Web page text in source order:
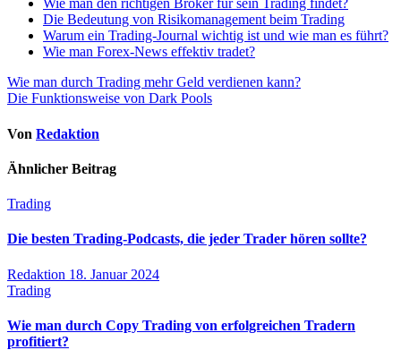
Wie man den richtigen Broker für sein Trading findet?
Die Bedeutung von Risikomanagement beim Trading
Warum ein Trading-Journal wichtig ist und wie man es führt?
Wie man Forex-News effektiv tradet?
Beitragsnavigation
Wie man durch Trading mehr Geld verdienen kann?
Die Funktionsweise von Dark Pools
Von Redaktion
Ähnlicher Beitrag
Trading
Die besten Trading-Podcasts, die jeder Trader hören sollte?
Redaktion 18. Januar 2024
Trading
Wie man durch Copy Trading von erfolgreichen Tradern
profitiert?